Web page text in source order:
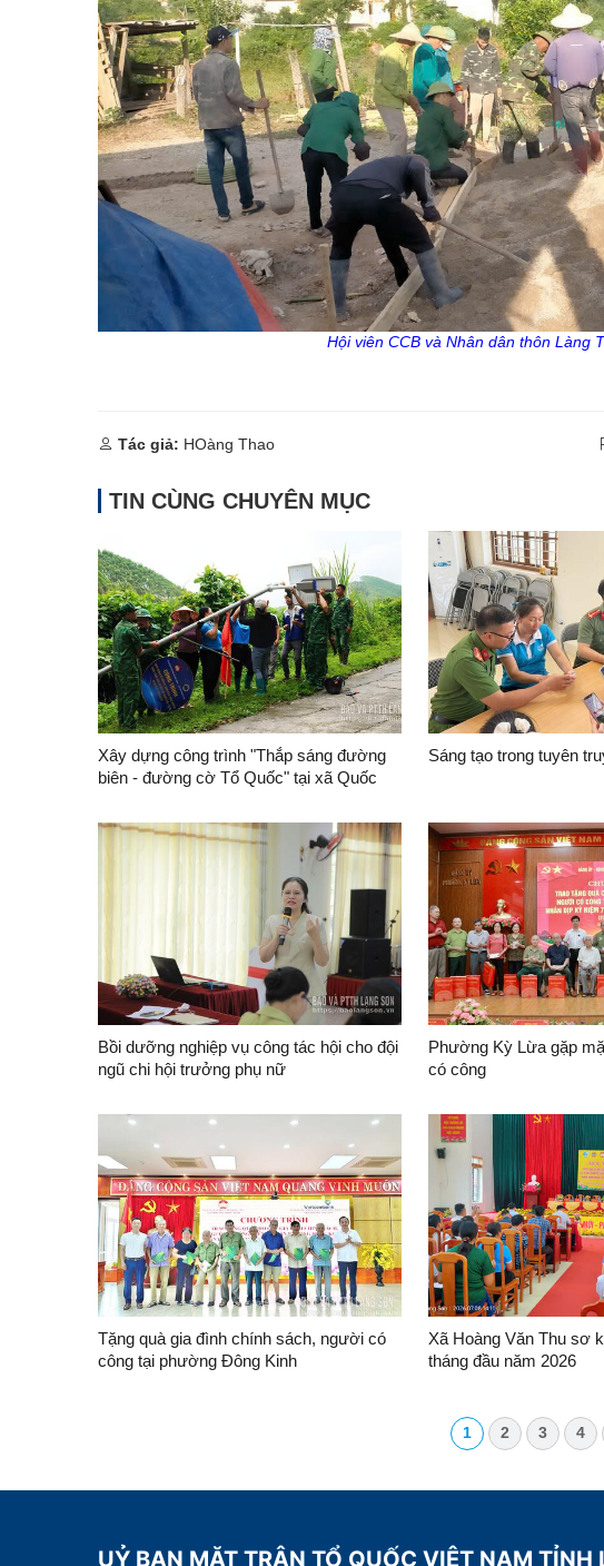
Hội viên CCB và Nhân dân thôn Làng
Tác giả: HOàng Thao
TIN CÙNG CHUYÊN MỤC
Xây dựng công trình "Thắp sáng đường
biên - đường cờ Tổ Quốc" tại xã Quốc
Sáng tạo trong tuyên
Bồi dưỡng nghiệp vụ công tác hội cho đội
ngũ chi hội trưởng phụ nữ
Phường Kỳ Lừa gặp
có công
Tặng quà gia đình chính sách, người có
công tại phường Đông Kinh
Xã Hoàng Văn Thu sơ
tháng đầu năm 2026
1 2 3 4
UỶ BAN MẶT TRẬN TỔ QUỐC VIỆT NAM TỈNH